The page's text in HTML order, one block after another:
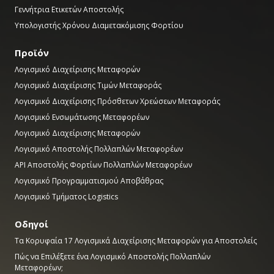
Γεννήτρια Ετικετών Αποστολής
Υπολογιστής Χρόνου Διαμετακόμισης Φορτίου
Προϊόν
Λογισμικό Διαχείρισης Μεταφορών
Λογισμικό Διαχείρισης Τιμών Μεταφοράς
Λογισμικό Διαχείρισης Πρόσθετων Χρεώσεων Μεταφοράς
Λογισμικό Ενσωμάτωσης Μεταφορέων
Λογισμικό Διαχείρισης Μεταφορών
Λογισμικό Αποστολής Πολλαπλών Μεταφορέων
API Αποστολής Φορτίων Πολλαπλών Μεταφορέων
Λογισμικό Προγραμματισμού Αποβάθρας
Λογισμικό Τμήματος Logistics
Οδηγοί
Τα Κορυφαία 17 Λογισμικά Διαχείρισης Μεταφορών για Αποστολείς
Πώς να Επιλέξετε ένα Λογισμικό Αποστολής Πολλαπλών
Μεταφορέων;